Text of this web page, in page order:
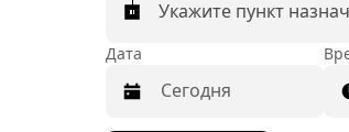
Укажите пункт
Дата